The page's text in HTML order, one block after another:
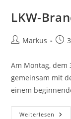
LKW-
Markus
Am Montag, dem
gemeinsam mit
einem
Weiterlesen